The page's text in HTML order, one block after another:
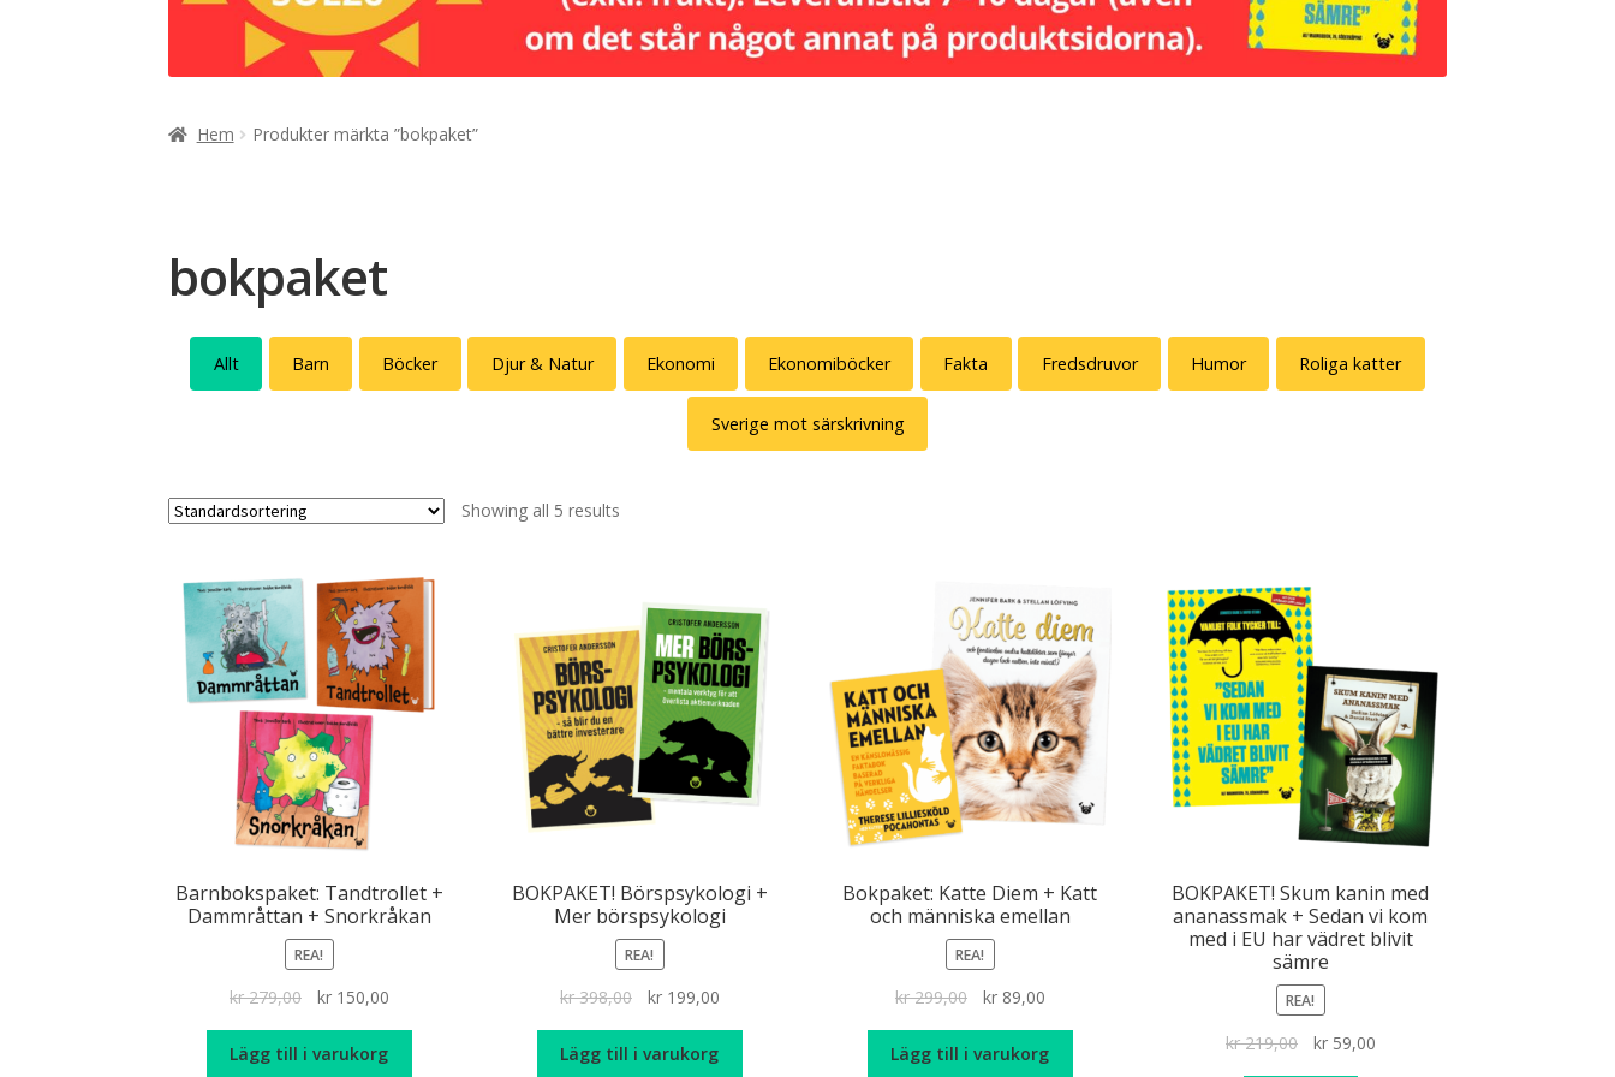
Hem Produkter märkta ”bokpaket”
bokpaket
Allt Barn Böcker Djur & Natur Ekonomi Ekonomiböcker Fakta Fredsdruvor Humor Roliga katter
Sverige mot särskrivning
Showing all 5 results
Barnbokspaket: Tandtrollet +
Dammråttan + Snorkråkan
REA!
kr279,00
Det
priset
kr150,00Det
priset
Lägg till i varukorg
BOKPAKET! Börspsykologi +
Mer börspsykologi
REA!
kr398,00
Det
priset
kr199,00Det
priset
Lägg till i varukorg
Bokpaket: Katte Diem + Katt
och människa emellan
REA!
kr299,00
Det
priset
kr89,00Det
priset
Lägg till i varukorg
BOKPAKET! Skum kanin med
ananassmak + Sedan vi kom
med i EU har vädret blivit
sämre
REA!
kr219,00
Det
kr59,00Det